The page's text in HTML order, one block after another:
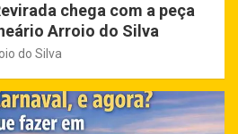
chega com a peça
Arroio do Silva
do Silva